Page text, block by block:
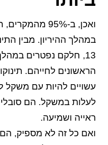
ואכן, ב-95%
במהלך ההיריון. מבין
13, חלקם נפטרים
הראשונים לחייהם.
עשויים להיות עם משקל
לעלות במשקל. הם
ראייה ושמיעה.
ואם כל זה לא מספיק, הם